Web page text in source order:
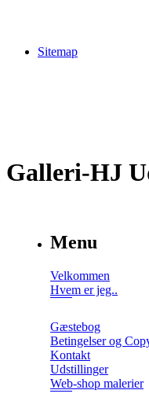
Sitemap
Galleri-HJ
Menu
Velkommen
Hvem er jeg..
Gæstebog
Betingelser og
Kontakt
Udstillinger
Web-shop malerier